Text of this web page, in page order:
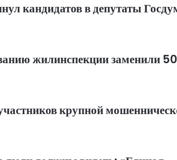
кандидатов в депутаты
жилинспекции заменили 50
крупной